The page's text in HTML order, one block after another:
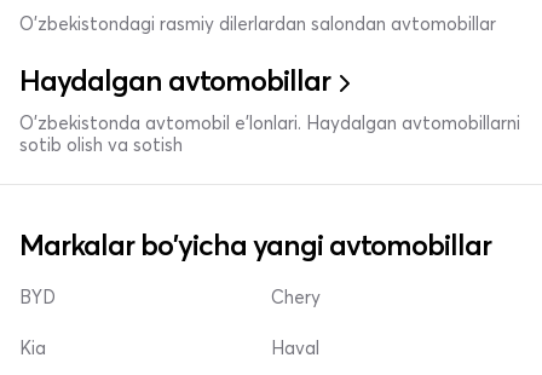
O'zbekistondagi rasmiy dilerlardan salondan avtomobillar
Haydalgan avtomobillar
O'zbekistonda avtomobil e’lonlari. Haydalgan avtomobillarni
sotib olish va sotish
Markalar bo'yicha yangi avtomobillar
BYD
Kia
Chery
Haval